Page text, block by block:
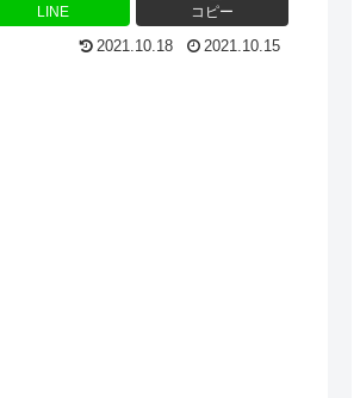
LINE コピー
2021.10.18 2021.10.15